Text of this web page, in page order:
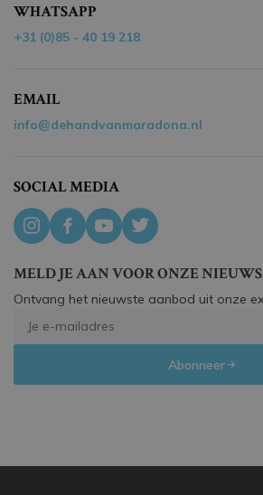
WHATSAPP
+31 (0)85 - 40 19 218
EMAIL
info@dehandvanmaradona.nl
SOCIAL MEDIA
MELD JE AAN VOOR ONZE
Ontvang het nieuwste aanbod uit onze
Abonneer